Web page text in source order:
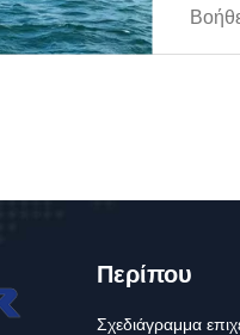
Περίπου
Σχεδιάγραμμα